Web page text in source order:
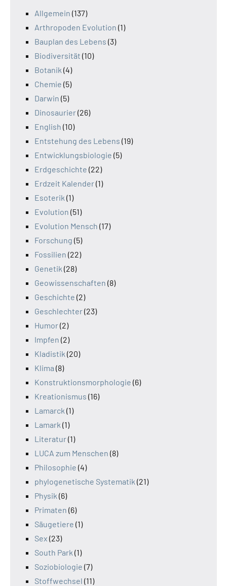
Allgemein (137)
Arthropoden Evolution (1)
Bauplan des Lebens (3)
Biodiversität (10)
Botanik (4)
Chemie (5)
Darwin (5)
Dinosaurier(26)
English (10)
Entstehung des Lebens (19)
Entwicklungsbiologie (5)
Erdgeschichte (22)
Erdzeit Kalender(1)
Esoterik (1)
Evolution (51)
Evolution Mensch (17)
Forschung (5)
Fossilien (22)
Genetik (28)
Geowissenschaften (8)
Geschichte (2)
Geschlechter(23)
Humor(2)
Impfen (2)
Kladistik (20)
Klima (8)
Konstruktionsmorphologie (6)
Kreationismus (16)
Lamarck (1)
Lamark (1)
Literatur(1)
LUCA zum Menschen (8)
Philosophie (4)
phylogenetische Systematik (21)
Physik (6)
Primaten (6)
Säugetiere (1)
Sex (23)
South Park (1)
Soziobiologie (7)
Stoffwechsel (11)